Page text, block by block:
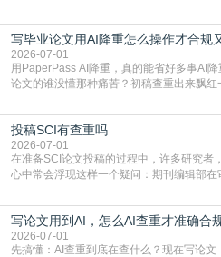
广阔学术天地的大门，连接着个体研究与
就为大家介绍“学术会议投稿意义”。一、加
常具有周期短、时效性强的特点。相比期刊
写毕业论文用AI降重怎么操作才合规
2026-07-01
用PaperPass AI降重，真的能省好多事AI
论文的谁没懂那种痛苦？初稿查重出来飘
到秃头。这时候靠谱的AI降重真的就是救
三天都做不完的事。不是所有人都需要用AI
真的可以试试：初稿写完重复率远超要
投稿SCI有查重吗
2026-07-01
在准备SCI论文投稿的过程中，许多研究者
心中常会浮现这样一个疑问：期刊编辑部
论文的初审通过率。实际上，SCI期刊对重
或缺的一环。本篇AEIC学术交流中心小编就
一、查重是标准流程答案是明确的：绝大多
写论文用到AI，怎么AI查重才准确合
2026-07-01
先搞懂：AI查重到底在查什么？现在写论